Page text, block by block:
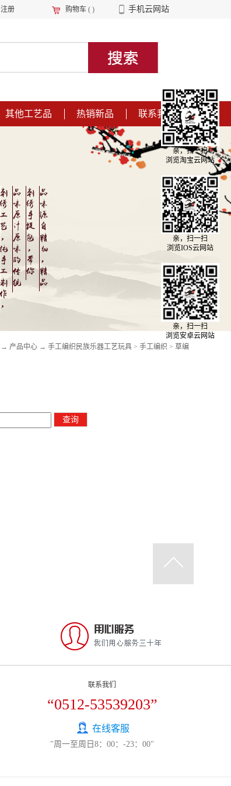
手机云网站
购物车 ( )
注册
其他工艺品 热销新品 联系我们
→ 产品中心 → 手工编织民族乐器工艺玩具 > 手工编织 > 草编
查询
联系我们
“0512-53539203”
在线客服
"周一至周日8：00：-23：00"
亲，扫一扫
浏览淘宝云网站
亲，扫一扫
浏览安卓云网站
亲，扫一扫
浏览IOS云网站